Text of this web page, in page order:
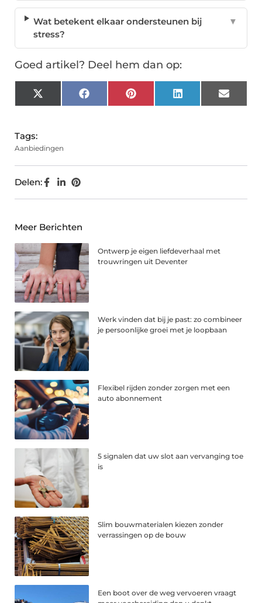
Wat betekent elkaar ondersteunen bij
stress?
▼
Goed artikel? Deel hem dan op:
X
(Twitter)
FacebookPinterest LinkedIn Email
Tags:
Aanbiedingen
Delen:
Meer Berichten
Ontwerp je eigen liefdeverhaal met
trouwringen uit Deventer
Werk vinden dat bij je past: zo combineer
je persoonlijke groei met je loopbaan
Flexibel rijden zonder zorgen met een
auto abonnement
5 signalen dat uw slot aan vervanging toe
is
Slim bouwmaterialen kiezen zonder
verrassingen op de bouw
Een boot over de weg vervoeren vraagt